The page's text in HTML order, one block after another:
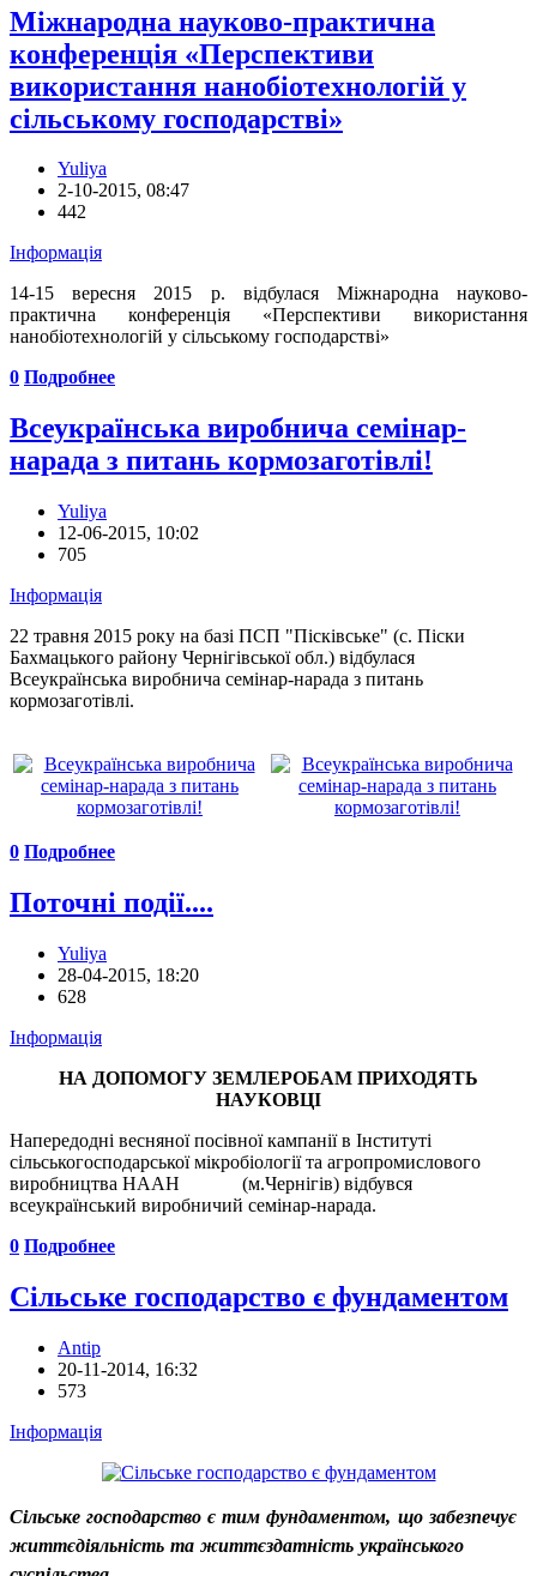
Міжнародна науково-практична
конференція «Перспективи
використання нанобіотехнологій у
сільському господарстві»
Yuliya
2-10-2015, 08:47
442
Інформація
14-15 вересня 2015 р. відбулася Міжнародна науково-
практична конференція «Перспективи використання
нанобіотехнологій у сільському господарстві»
0 Подробнее
Всеукраїнська виробнича семінар-
нарада з питань кормозаготівлі!
Yuliya
12-06-2015, 10:02
705
Інформація
22 травня 2015 року на базі ПСП "Пісківське" (с. Піски
Бахмацького району Чернігівської обл.) відбулася
Всеукраїнська виробнича семінар-нарада з питань
кормозаготівлі.
0 Подробнее
Поточні події....
Yuliya
28-04-2015, 18:20
628
Інформація
НА ДОПОМОГУ ЗЕМЛЕРОБАМ ПРИХОДЯТЬ
НАУКОВЦІ
Напередодні весняної посівної кампанії в Інституті
сільськогосподарської мікробіології та агропромислового
виробництва НААН (м.Чернігів) відбувся
всеукраїнський виробничий семінар-нарада.
0 Подробнее
Сільське господарство є фундаментом
Antip
20-11-2014, 16:32
573
Інформація
Сільське господарство є тим фундаментом, що забезпечує
життєдіяльність та життєздатність українського